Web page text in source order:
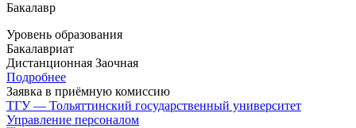
Бакалавр
Уровень образования
Бакалавриат
Дистанционная Заочная
Подробнее
Заявка в приёмную комиссию
ТГУ — Тольяттинский государственный университет
Управление персоналом